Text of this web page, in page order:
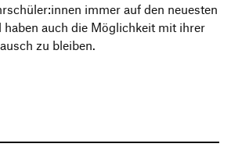
immer auf den neuesten
haben auch die Möglichkeit mit ihrer
zu bleiben.